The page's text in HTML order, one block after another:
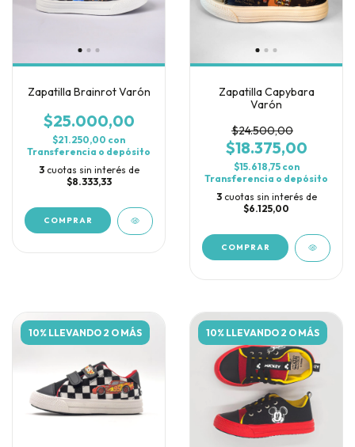
Zapatilla Brainrot Varón
$25.000,00
$21.250,00 con
Transferencia o depósito
3 cuotas sin interés de
$8.333,33
COMPRAR
Zapatilla Capybara
Varón
$24.500,00
$18.375,00
$15.618,75 con
Transferencia o depósito
3 cuotas sin interés de
$6.125,00
COMPRAR
10% LLEVANDO 2 O MÁS 10% LLEVANDO 2 O MÁS